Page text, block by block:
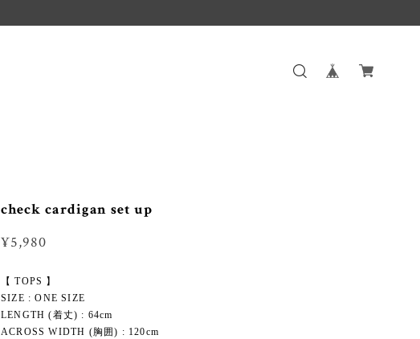
check cardigan set up
¥5,980
【 TOPS 】
SIZE : ONE SIZE
LENGTH (着丈) : 64cm
ACROSS WIDTH (胸囲) : 120cm